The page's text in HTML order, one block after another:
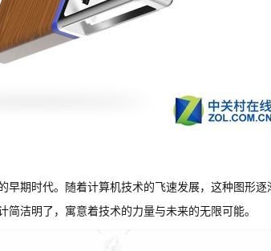
早期时代。随着计算机技术的飞速发展，这种图形
洁明了，寓意着技术的力量与未来的无限可能。